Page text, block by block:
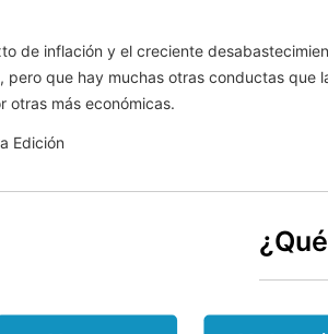
de inflación y el creciente
, pero que hay muchas otras conductas que
otras más económicas.
Edición